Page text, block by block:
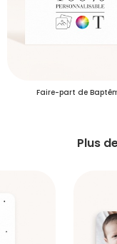
Faire-part de
Plus